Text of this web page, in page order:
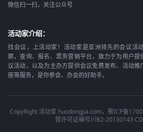
微信扫一扫，关注公众号
活动家介绍：
找会议，上活动家！活动家是亚洲领先的会议活
察，查询、报名、票务营销平台，致力于为用户
议活动，以及为主办方提供会议免费发布、活动
座等服务，是你参会、办会的好助手。
CopyRight 活动家 huodongjia.com，蜀ICP备
营许可证编号川B2-20130143